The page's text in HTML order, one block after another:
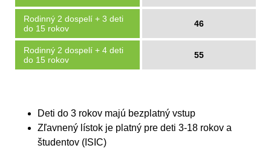
Rodinný 2 dospelí + 3 deti
do 15 rokov
46
Rodinný 2 dospelí + 4 deti
do 15 rokov
55
Deti do 3 rokov majú bezplatný vstup
Zľavnený lístok je platný pre deti 3-18 rokov a
študentov (ISIC)